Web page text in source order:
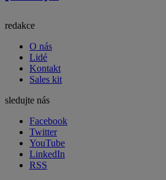
redakce
O nás
Lidé
Kontakt
Sales kit
sledujte nás
Facebook
Twitter
YouTube
LinkedIn
RSS